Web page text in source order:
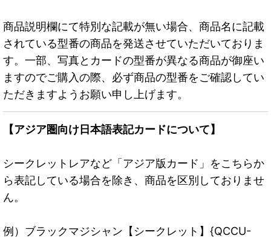
商品説明欄にて特別な記載が無い場合、商品名に記載
されている型番の商品を発送させていただいておりま
す。一部、写真とカードの型番が異なる商品が御座い
ますのでご購入の際、必ず商品の型番をご確認してい
ただきますようお願い申し上げます。
【アジア圏向け日本語表記カードについて】
シークレットレアなど「アジア版カード」をこちらか
ら表記している場合を除き、商品を区別しておりませ
ん。
例）ブラックマジシャン【シークレット】{QCCU-